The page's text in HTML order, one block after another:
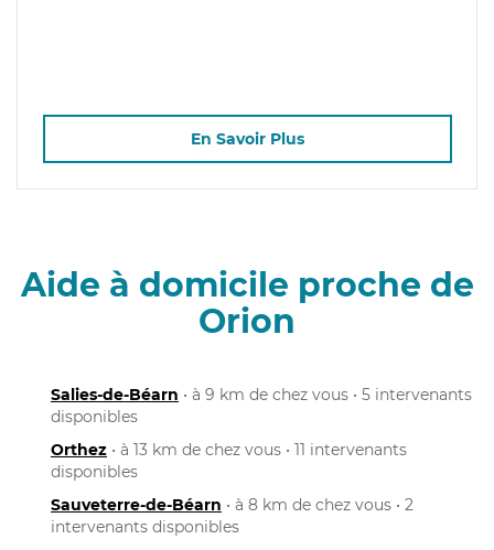
En Savoir Plus
Aide à domicile proche de
Orion
Salies-de-Béarn • à 9 km de chez vous • 5 intervenants
disponibles
Orthez • à 13 km de chez vous • 11 intervenants
disponibles
Sauveterre-de-Béarn • à 8 km de chez vous • 2
intervenants disponibles